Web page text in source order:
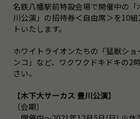
名鉄八幡駅前特設会場で開催中の
川公演」の招待券＜自由席＞を10
トいたします。
ホワイトライオンたちの「猛獣シ
ンコ」など、ワクワクドキドキの2
さい。
【木下大サーカス 豊川公演】
〔会期〕